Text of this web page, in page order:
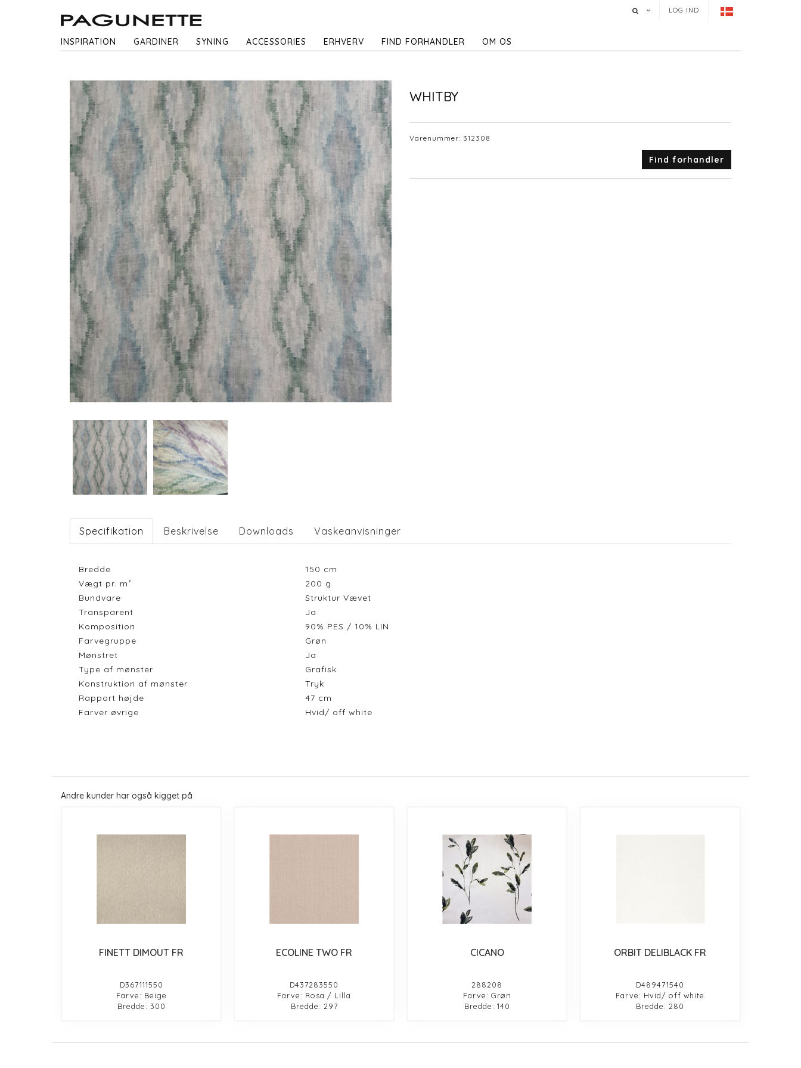
LOG IND
INSPIRATION GARDINER SYNING ACCESSORIES ERHVERV FIND FORHANDLER OM OS
WHITBY
Varenummer: 312308
Find forhandler
Specifikation Beskrivelse Downloads Vaskeanvisninger
Bredde 150 cm
Vægt pr. m²
200 g
Bundvare
Struktur Vævet
Transparent
Ja
Komposition
90% PES / 10% LIN
Farvegruppe
Grøn
Mønstret
Ja
Type af mønster
Grafisk
Konstruktion af mønster
Tryk
Rapport højde
47 cm
Farver øvrige
Hvid/ off white
Andre kunder har også kigget på
FINETT DIMOUT FR
D367111550
Farve: Beige
Bredde: 300
ECOLINE TWO FR
D437283550
Farve: Rosa / Lilla
Bredde: 297
CICANO
288208
Farve: Grøn
Bredde: 140
ORBIT DELIBLACK FR
D489471540
Farve: Hvid/ off white
Bredde: 280